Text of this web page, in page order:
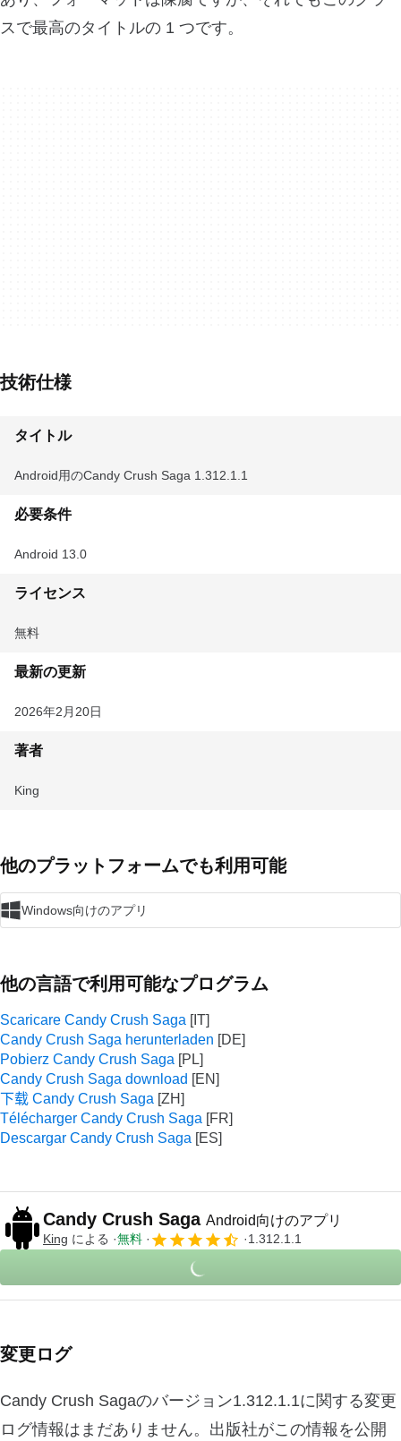
スで最高のタイトルの 1 つです。
技術仕様
タイトル
Android用のCandy Crush Saga 1.312.1.1
必要条件
Android 13.0
ライセンス
無料
最新の更新
2026年2月20日
著者
King
他のプラットフォームでも利用可能
Windows向けのアプリ
他の言語で利用可能なプログラム
Scaricare Candy Crush Saga
Candy Crush Saga herunterladen
Pobierz Candy Crush Saga
Candy Crush Saga download
下载 Candy Crush Saga
Télécharger Candy Crush Saga
Descargar Candy Crush Saga
Candy Crush Saga Android向けのアプリ
King による 無料 1.312.1.1
変更ログ
Candy Crush Sagaのバージョン1.312.1.1に関する変更
ログ情報はまだありません。出版社がこの情報を公開